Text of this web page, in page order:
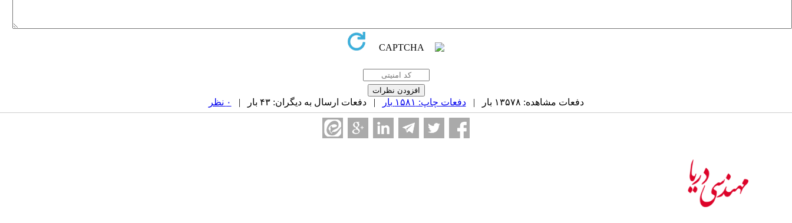
دفعات مشاهده: ۱۳۵۷۸ بار | دفعات چاپ: ۱۵۸۱ بار | دفعات ارسال به دیگران: ۴۳ بار | ۰ نظر